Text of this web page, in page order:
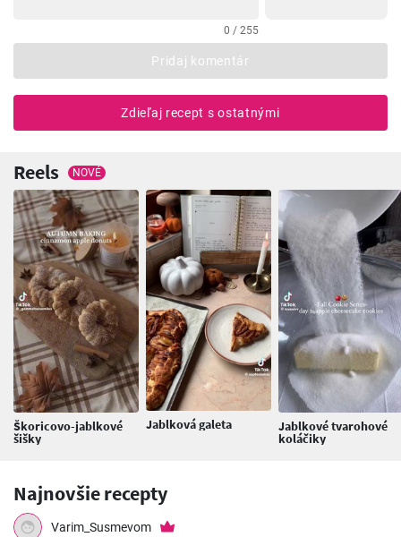
0 / 255
Pridaj komentár
Zdieľaj recept s ostatnými
Reels NOVÉ
Škoricovo-jablkové
šišky
Jablková galeta Jablkové tvarohové
koláčiky
Najnovšie recepty
Varim_Susmevom